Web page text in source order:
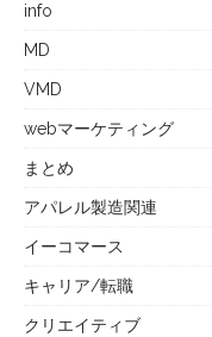
info
MD
VMD
webマーケティング
まとめ
アパレル製造関連
イーコマース
キャリア/転職
クリエイティブ